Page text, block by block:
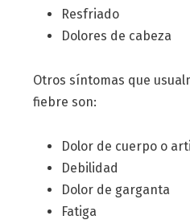
Resfriado
Dolores de cabeza
Otros síntomas que
fiebre son:
Dolor de cuerpo o
Debilidad
Dolor de garganta
Fatiga